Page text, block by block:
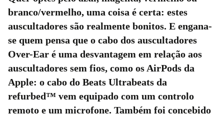
branco/vermelho, uma coisa é certa: estes
auscultadores são realmente bonitos. E engana-
se quem pensa que o cabo dos auscultadores
Over-Ear é uma desvantagem em relação aos
auscultadores sem fios, como os AirPods da
Apple: o cabo do Beats Ultrabeats da
refurbed™ vem equipado com um controlo
remoto e um microfone. Também foi concebido